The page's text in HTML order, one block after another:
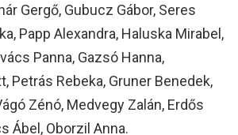
Gergő, Gubucz Gábor, Seres
Papp Alexandra, Haluska Mirabel,
Panna, Gazsó Hanna,
Petrás Rebeka, Gruner Benedek,
Zénó, Medvegy Zalán, Erdős
Ábel, Oborzil Anna.